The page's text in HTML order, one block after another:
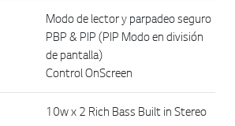
Modo de lector y parpadeo seguro
PBP & PIP (PIP Modo en división
de pantalla)
Control OnScreen
10w x 2 Rich Bass Built in Stereo